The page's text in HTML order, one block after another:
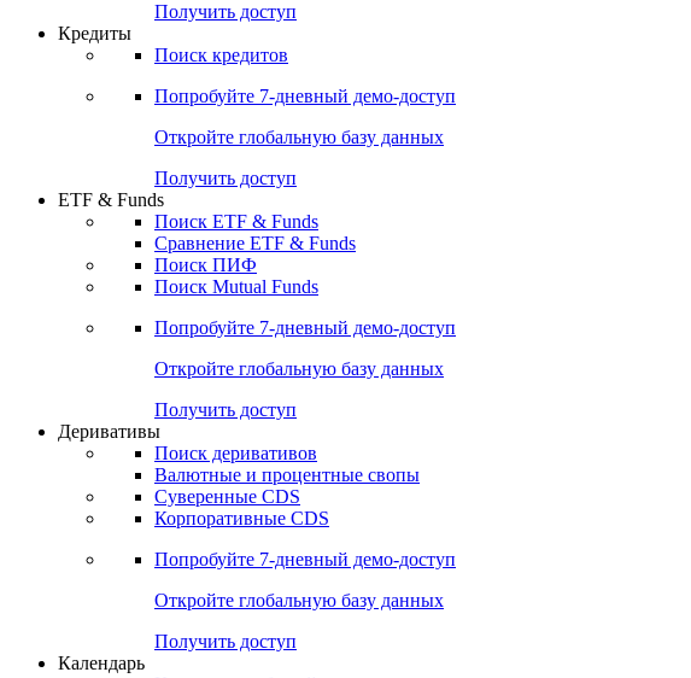
Получить доступ
Кредиты
Поиск кредитов
Попробуйте 7-дневный демо-доступ
Откройте глобальную базу данных
Получить доступ
ETF & Funds
Поиск ETF & Funds
Сравнение ETF & Funds
Поиск ПИФ
Поиск Mutual Funds
Попробуйте 7-дневный демо-доступ
Откройте глобальную базу данных
Получить доступ
Деривативы
Поиск деривативов
Валютные и процентные свопы
Суверенные CDS
Корпоративные CDS
Попробуйте 7-дневный демо-доступ
Откройте глобальную базу данных
Получить доступ
Календарь